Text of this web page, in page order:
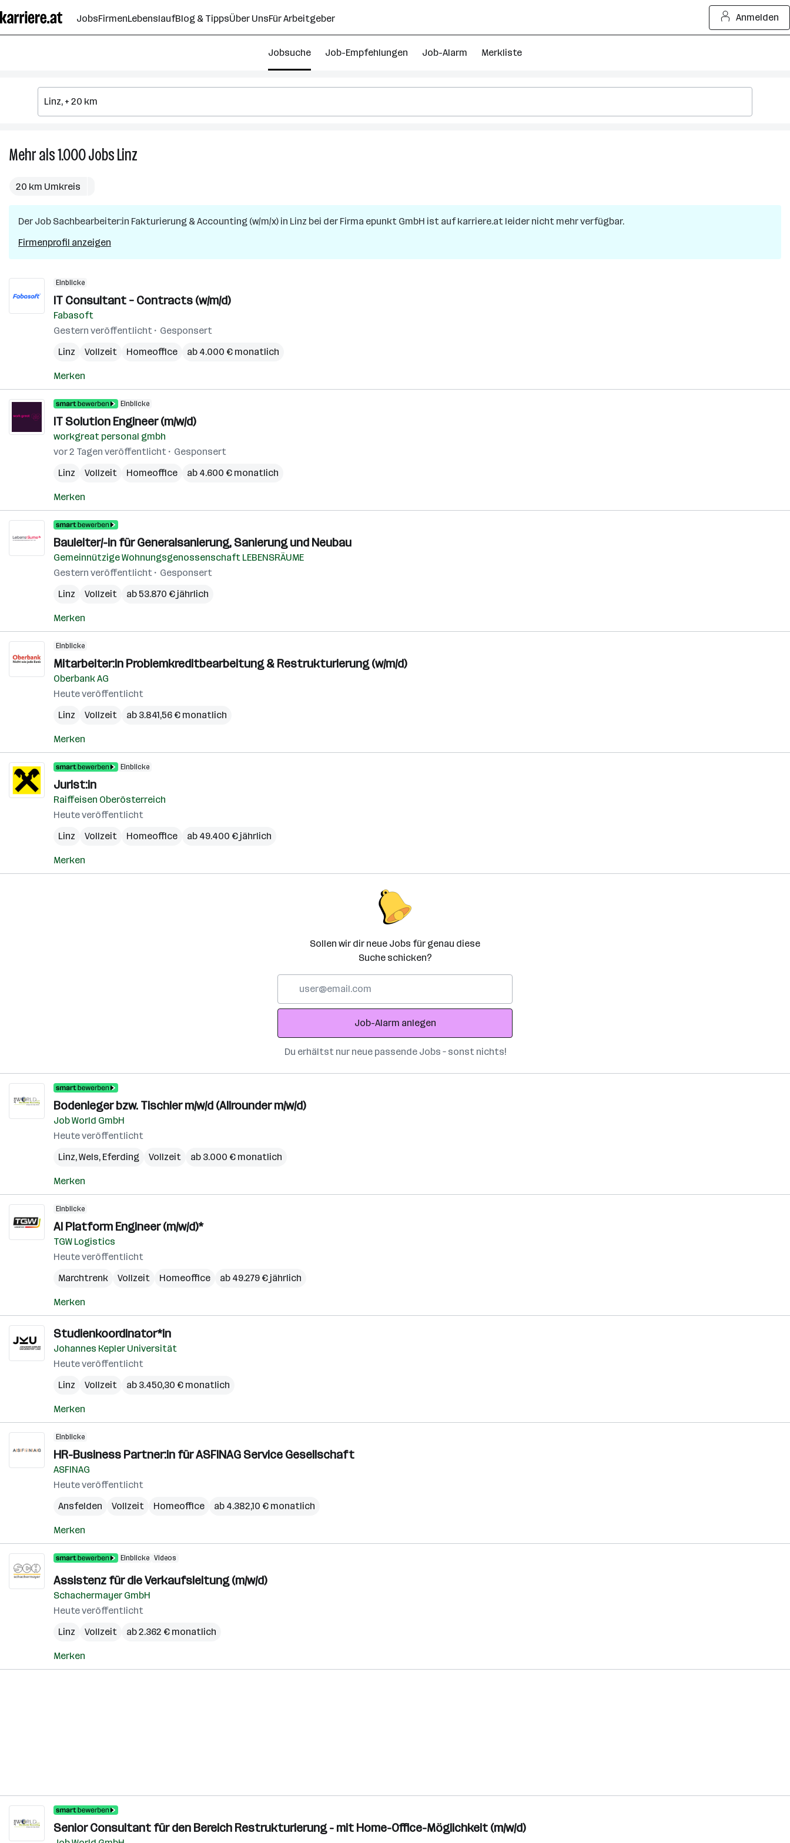
Seiteninhalt
springen
JobsFirmenLebenslaufBlog & TippsÜber UnsFür Arbeitgeber Anmelden
Jobsuche Job-Empfehlungen Job-Alarm Merkliste
Mehr als 1.000JobsLinz
in
Linz
20 km Umkreis
Der Job Sachbearbeiter:in Fakturierung & Accounting (w/m/x) in Linz bei der Firma epunkt GmbH ist auf karriere.at leider nicht mehr verfügbar.
Firmenprofil anzeigen
Einblicke
IT Consultant – Contracts (w/m/d)
Fabasoft
Gestern veröffentlicht
Gesponsert
Linz
Vollzeit Homeoffice ab 4.000 € monatlich
Merken
Einblicke
IT Solution Engineer (m/w/d)
workgreat personal gmbh
vor 2 Tagen veröffentlicht
Gesponsert
Linz
Vollzeit Homeoffice ab 4.600 € monatlich
Merken
Bauleiter/-in für Generalsanierung, Sanierung und Neubau
Gemeinnützige Wohnungsgenossenschaft LEBENSRÄUME
Gestern veröffentlicht
Gesponsert
Linz
Vollzeit ab 53.870 € jährlich
Merken
Einblicke
Mitarbeiter:in Problemkreditbearbeitung & Restrukturierung (w/m/d)
Oberbank AG
Heute veröffentlicht
Linz
Vollzeit ab 3.841,56 € monatlich
Merken
Einblicke
Jurist:in
Raiffeisen Oberösterreich
Heute veröffentlicht
Linz
Vollzeit Homeoffice ab 49.400 € jährlich
Merken
Sollen wir dir neue Jobs für genau diese
Suche schicken?
Adresse
Job-Alarm anlegen
Du erhältst nur neue passende Jobs – sonst nichts!
Bodenleger bzw. Tischler m/w/d (Allrounder m/w/d)
Job World GmbH
Heute veröffentlicht
Linz,Wels, Eferding Vollzeit ab 3.000 € monatlich
Merken
Einblicke
AI Platform Engineer (m/w/d)*
TGW Logistics
Heute veröffentlicht
Marchtrenk
Vollzeit Homeoffice ab 49.279 € jährlich
Merken
Studienkoordinator*in
Johannes Kepler Universität
Heute veröffentlicht
Linz
Vollzeit ab 3.450,30 € monatlich
Merken
Einblicke
HR-Business Partner:in für ASFINAG Service Gesellschaft
ASFINAG
Heute veröffentlicht
Ansfelden
Vollzeit Homeoffice ab 4.382,10 € monatlich
Merken
Einblicke Videos
Assistenz für die Verkaufsleitung (m/w/d)
Schachermayer GmbH
Heute veröffentlicht
Linz
Vollzeit ab 2.362 € monatlich
Merken
Senior Consultant für den Bereich Restrukturierung - mit Home-Office-Möglichkeit (m/w/d)